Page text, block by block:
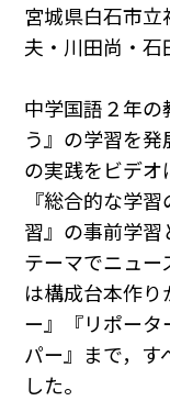
宮城県白石市
夫・川田尚・
中学国語２年の
う』の学習を発
の実践をビデ
『総合的な学
習』の事前学習
テーマでニュー
は構成台本作
ー』『リポー
パー』まで，す
した。